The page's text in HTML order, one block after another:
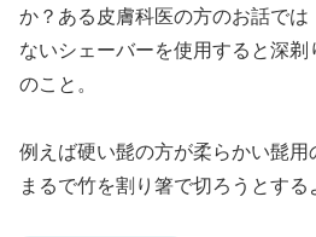
か？ある皮膚科医の方のお話で
ないシェーバーを使用すると深
のこと。
例えば硬い髭の方が柔らかい髭
まるで竹を割り箸で切ろうとする